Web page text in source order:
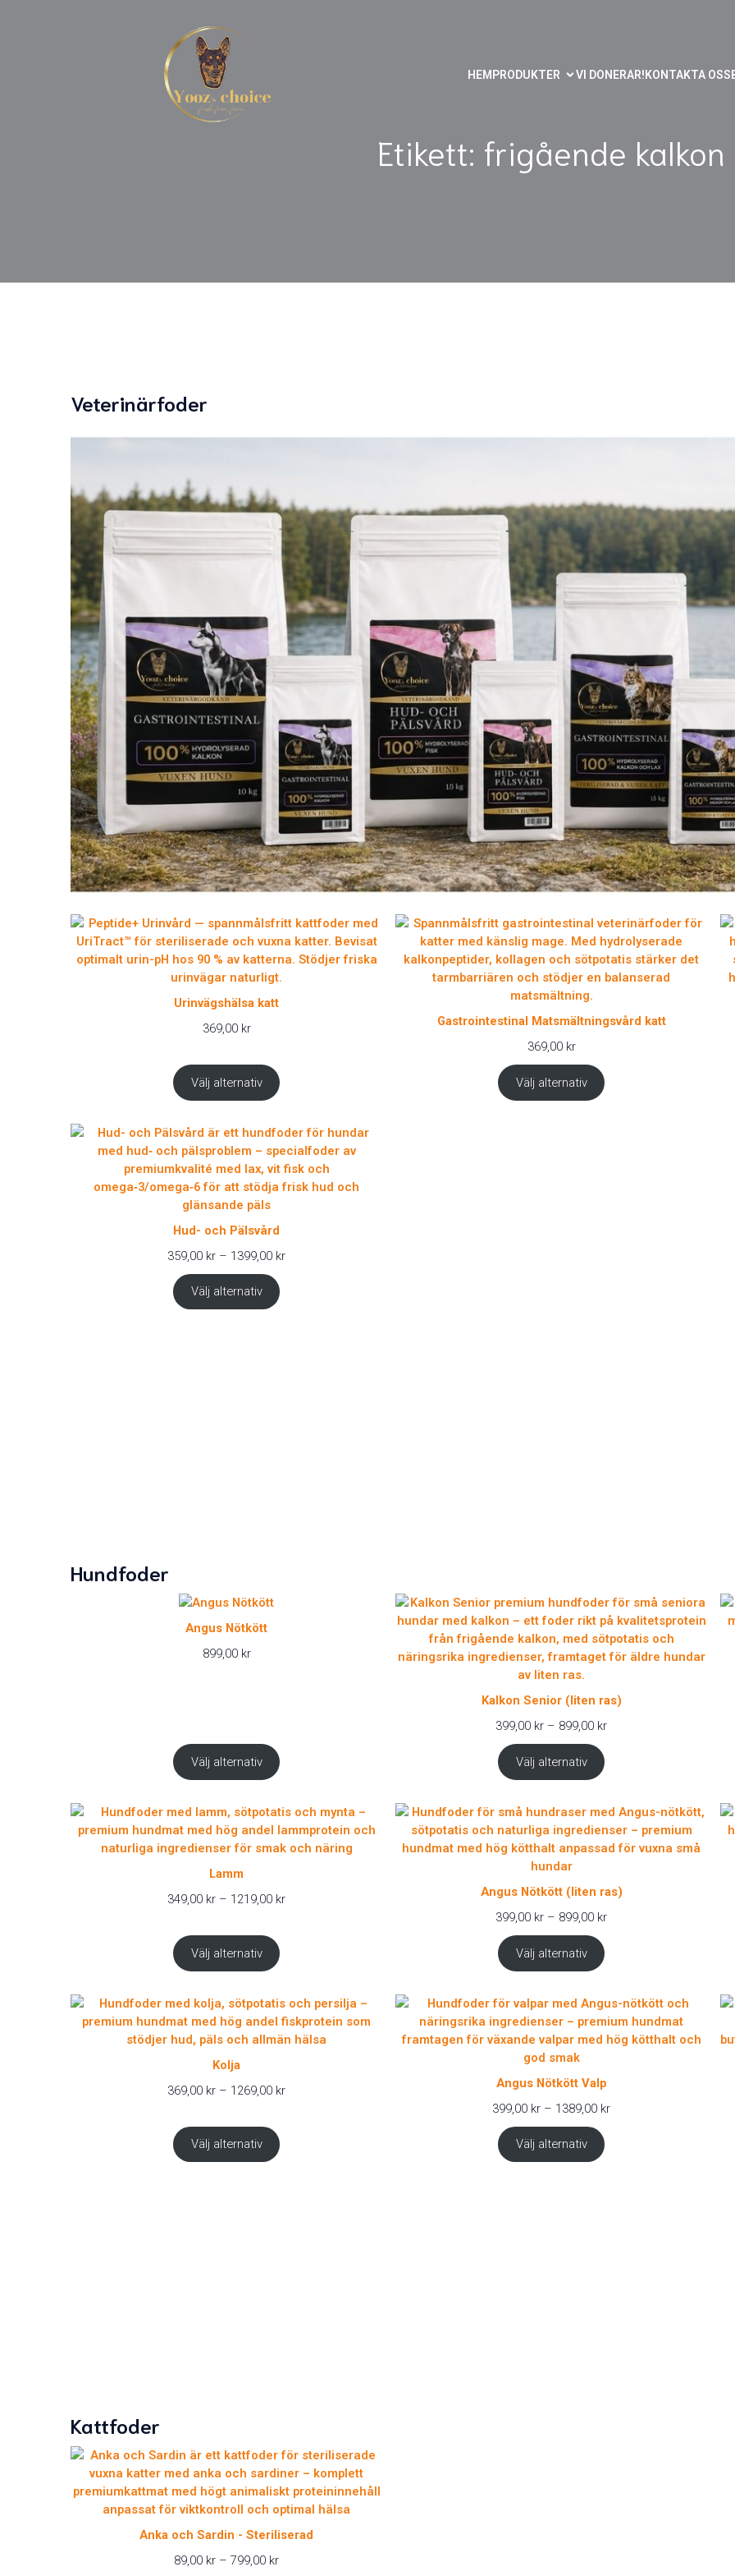
HEMPRODUKTER VI DONERAR!KONTAKTA OSS
Etikett: frigående kalkon
Veterinärfoder
Urinvägshälsa katt
369,00 kr
Välj alternativ
Gastrointestinal Matsmältningsvård katt
369,00 kr
Välj alternativ
Hud- och Pälsvård
359,00 kr – 1399,00 krPrisintervall:
Välj alternativ
Hundfoder
Angus Nötkött
899,00 kr
Välj alternativ
Kalkon Senior (liten ras)
399,00 kr – 899,00 krPrisintervall:
Välj alternativ
Lamm
349,00 kr – 1219,00 krPrisintervall:
Välj alternativ
Angus Nötkött (liten ras)
399,00 kr – 899,00 krPrisintervall:
Välj alternativ
Kolja
369,00 kr – 1269,00 krPrisintervall:
Välj alternativ
Angus Nötkött Valp
399,00 kr – 1389,00 krPrisintervall:
Välj alternativ
Kattfoder
Anka och Sardin - Steriliserad
89,00 kr – 799,00 krPrisintervall: